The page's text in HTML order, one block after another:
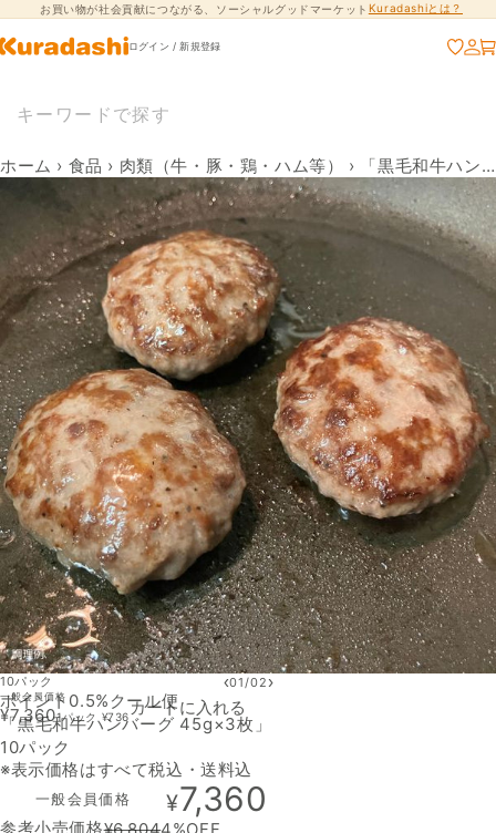
コンテンツに進
む
お買い物が社会貢献につながる、ソーシャルグッドマーケット Kuradashiとは？
ログイン / 新規登録
ホーム › 食品 › 肉類（牛・豚・鶏・ハム等） › 「黒毛和牛ハンバーグ 45g×3枚」
10パック ‹01 /02›
ポイント0.5% クール便
「黒毛和牛ハンバーグ 45g×3枚」
10パック
※表示価格はすべて税込・送料込
一般会員価格 ¥7,360
参考小売価格¥6,8044%OFF
一般会員価格
¥7,3601パック ¥736
カートに入れる